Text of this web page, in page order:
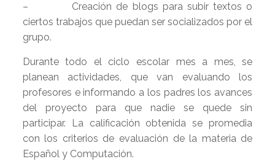
– Creación de blogs para subir textos o
ciertos trabajos que puedan ser socializados por el
grupo.
Durante todo el ciclo escolar mes a mes, se
planean actividades, que van evaluando los
profesores e informando a los padres los avances
del proyecto para que nadie se quede sin
participar. La calificación obtenida se promedia
con los criterios de evaluación de la materia de
Español y Computación.